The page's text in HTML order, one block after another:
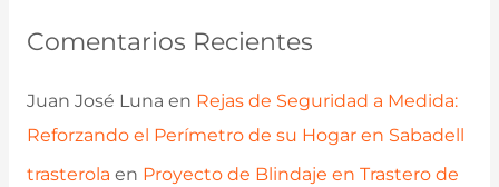
Comentarios Recientes
Juan José Luna en Rejas de Seguridad a Medida:
Reforzando el Perímetro de su Hogar en Sabadell
trasterola en Proyecto de Blindaje en Trastero de